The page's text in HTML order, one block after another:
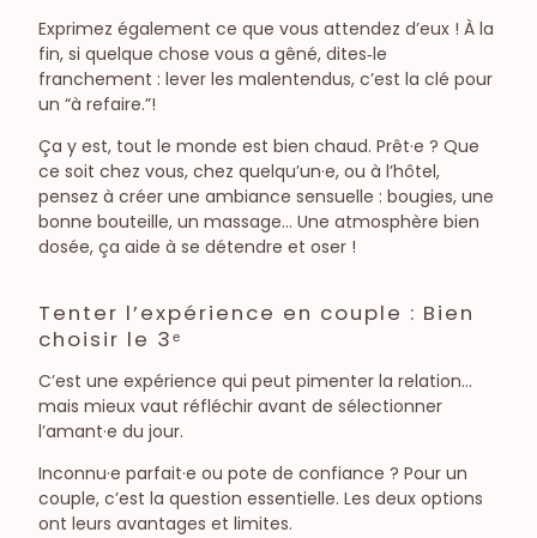
Exprimez également ce que vous attendez d’eux ! À la
fin, si quelque chose vous a gêné, dites‑le
franchement : lever les malentendus, c’est la clé pour
un “à refaire.”!
Ça y est, tout le monde est bien chaud. Prêt·e ? Que
ce soit chez vous, chez quelqu’un·e, ou à l’hôtel,
pensez à créer une ambiance sensuelle : bougies, une
bonne bouteille, un massage… Une atmosphère bien
dosée, ça aide à se détendre et oser !
Tenter l’expérience en couple : Bien
choisir le 3ᵉ
C’est une expérience qui peut pimenter la relation…
mais mieux vaut réfléchir avant de sélectionner
l’amant·e du jour.
Inconnu·e parfait·e ou pote de confiance ? Pour un
couple, c’est la question essentielle. Les deux options
ont leurs avantages et limites.